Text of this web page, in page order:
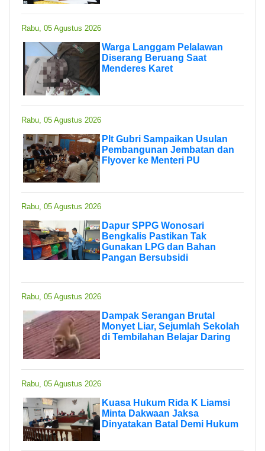
Rabu, 05 Agustus 2026
Warga Langgam Pelalawan
Diserang Beruang Saat
Menderes Karet
Rabu, 05 Agustus 2026
Plt Gubri Sampaikan Usulan
Pembangunan Jembatan dan
Flyover ke Menteri PU
Rabu, 05 Agustus 2026
Dapur SPPG Wonosari
Bengkalis Pastikan Tak
Gunakan LPG dan Bahan
Pangan Bersubsidi
Rabu, 05 Agustus 2026
Dampak Serangan Brutal
Monyet Liar, Sejumlah Sekolah
di Tembilahan Belajar Daring
Rabu, 05 Agustus 2026
Kuasa Hukum Rida K Liamsi
Minta Dakwaan Jaksa
Dinyatakan Batal Demi Hukum